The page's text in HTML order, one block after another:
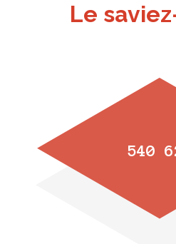
Le
540